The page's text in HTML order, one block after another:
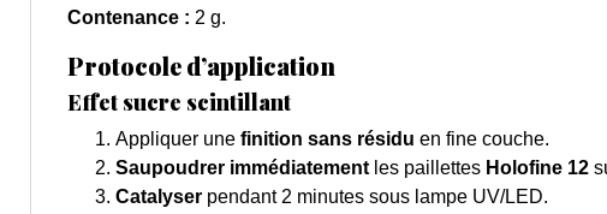
Contenance : 2 g.
Protocole d’application
Effet sucre scintillant
Appliquer une finition sans résidu en fine couche.
Saupoudrer immédiatementles paillettes Holofine 12
Catalyser pendant 2 minutes sous lampe UV/LED.